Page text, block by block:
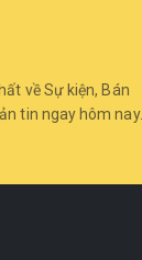
về Sự kiện, Bán
tin ngay hôm nay.